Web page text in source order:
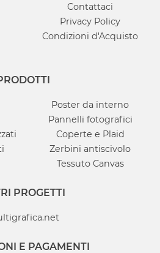
Contattaci
Privacy Policy
Condizioni d'Acquisto
Poster da interno
Pannelli fotografici
Coperte e Plaid
Zerbini antiscivolo
Tessuto Canvas
PROGETTI
E PAGAMENTI